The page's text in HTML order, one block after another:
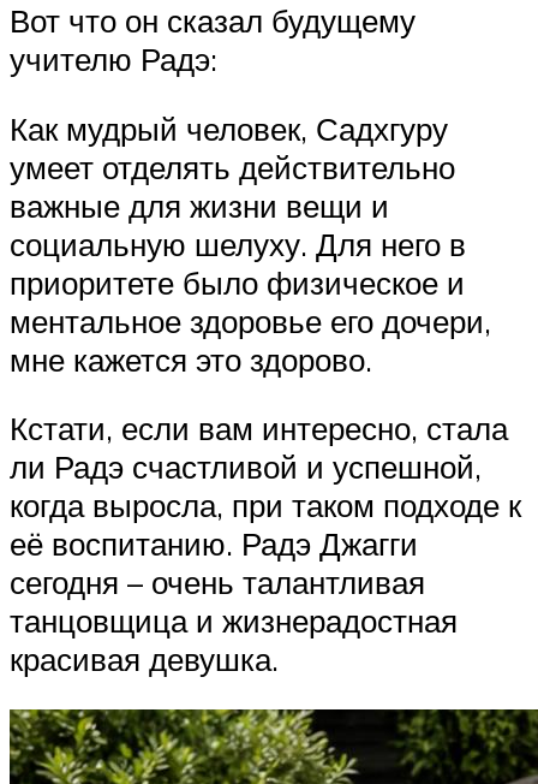
Вот что он сказал будущему
учителю Радэ:
Как мудрый человек, Садхгуру
умеет отделять действительно
важные для жизни вещи и
социальную шелуху. Для него в
приоритете было физическое и
ментальное здоровье его дочери,
мне кажется это здорово.
Кстати, если вам интересно, стала
ли Радэ счастливой и успешной,
когда выросла, при таком подходе к
её воспитанию. Радэ Джагги
сегодня – очень талантливая
танцовщица и жизнерадостная
красивая девушка.